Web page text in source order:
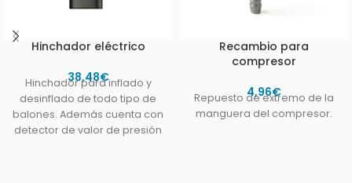
Hinchador eléctrico
38,48€
Hinchador para inflado y
desinflado de todo tipo de
balones. Además cuenta con
detector de valor de presión
Recambio para
compresor
4,96€
Repuesto de extremo de la
manguera del compresor.